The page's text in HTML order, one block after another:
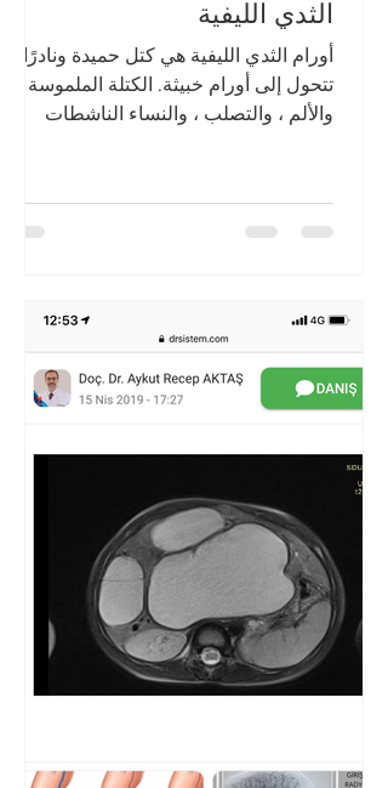
الثدي الليفية
أورام الثدي الليفية هي كتل حميدة ونادرًا ما
تتحول إلى أورام خبيثة. الكتلة الملموسة ،
والألم ، والتصلب ، والنساء الناشطات